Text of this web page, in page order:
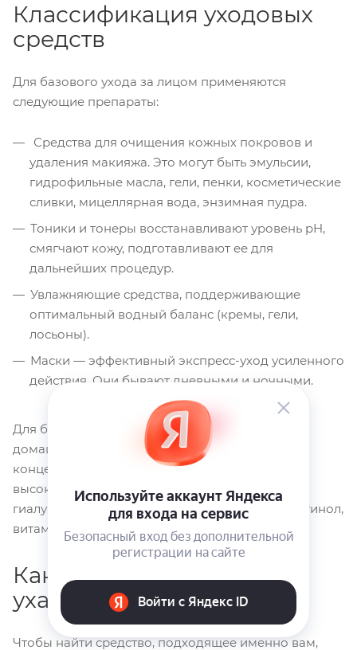
Классификация уходовых
средств
Для базового ухода за лицом применяются
следующие препараты:
Средства для очищения кожных покровов и
удаления макияжа. Это могут быть эмульсии,
гидрофильные масла, гели, пенки, косметические
сливки, мицеллярная вода, энзимная пудра.
Тоники и тонеры восстанавливают уровень pH,
смягчают кожу, подготавливают ее для
дальнейших процедур.
Увлажняющие средства, поддерживающие
оптимальный водный баланс (кремы, гели,
лосьоны).
Маски — эффективный экспресс-уход усиленного
действия. Они бывают дневными и ночными.
Для более активного воздействия на кожу в
домашнем уходе используются сыворотки,
концентраты. Они содержат такие
высокоэффективные компоненты, как
гиалуроновая кислота, экстракты растений, ретинол,
витамины и многое другое.
Как подобрать
ухаживающую косметику
Чтобы найти средство, подходящее именно вам,